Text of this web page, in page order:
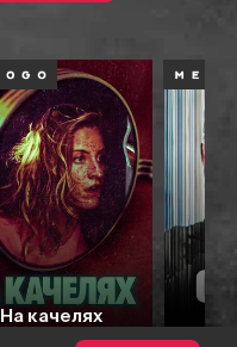
На качелях